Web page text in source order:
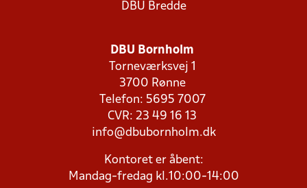
DBU Bredde
DBU Bornholm
Torneværksvej 1
3700 Rønne
Telefon: 5695 7007
CVR: 23 49 16 13
info@dbubornholm.dk
Kontoret er åbent:
Mandag-fredag kl.10:00-14:00